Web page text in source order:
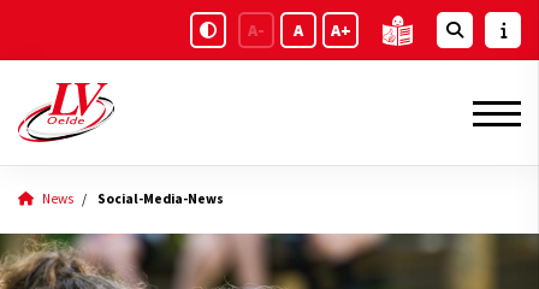
A- A A+
News Social-Media-News